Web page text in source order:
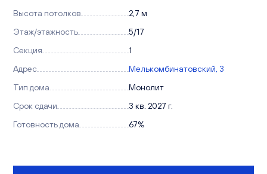
Высота потолков
2,7 м
Этаж/этажность
5/17
Секция
1
Адрес
Мелькомбинатовский, 3
Тип дома
Монолит
Срок сдачи
3 кв. 2027 г.
Готовность дома
67%